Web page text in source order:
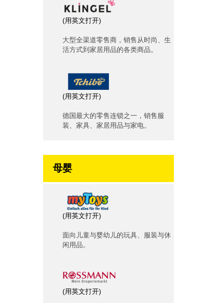
(用英文打开)
大型全渠道零售商，销售从时尚、生
活方式到家居用品的各类商品。
(用英文打开)
德国最大的零售连锁之一，销售服
装、家具、家居用品与家电。
母婴
(用英文打开)
面向儿童与婴幼儿的玩具、服装与休
闲用品。
(用英文打开)